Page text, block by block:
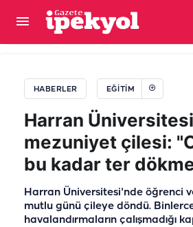
HABERLER EĞITIM
Harran
mezuniyet çilesi:
bu kadar ter
Harran Üniversitesi'nde öğrenci
mutlu günü çileye döndü.
havalandırmaların çalışmadığı
Şanlıurfa'ya atandı... Ağrı'da